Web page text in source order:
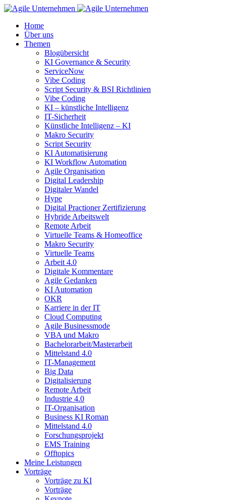
Home
Über uns
Themen
Blogübersicht
KI Governance & Security
ServiceNow
Vibe Coding
Script Security & BSI Richtlinien
Vibe Coding
KI – künstliche Intelligenz
IT-Sicherheit
Künstliche Intelligenz – KI
Makro Security
Script Security
KI Automatisierung
KI Workflow Automation
Agile Organisation
Digital Leadership
Digitaler Wandel
Hype
Digital Practioner Zertifizierung
Hybride Arbeitswelt
Remote Arbeit
Virtuelle Teams & Homeoffice
Makro Security
Virtuelle Teams
Arbeit 4.0
Digitale Kommentare
Agile Gedanken
KI Automation
OKR
Karriere in der IT
Cloud Computing
Agile Businessmode
VBA und Makro
Bachelorarbeit/Masterarbeit
Mittelstand 4.0
IT-Management
Big Data
Digitalisierung
Remote Arbeit
Industrie 4.0
IT-Organisation
Business KI Roman
Mittelstand 4.0
Forschungsprojekt
EMS Training
Offtopics
Meine Leistungen
Vorträge
Vorträge zu KI
Vorträge